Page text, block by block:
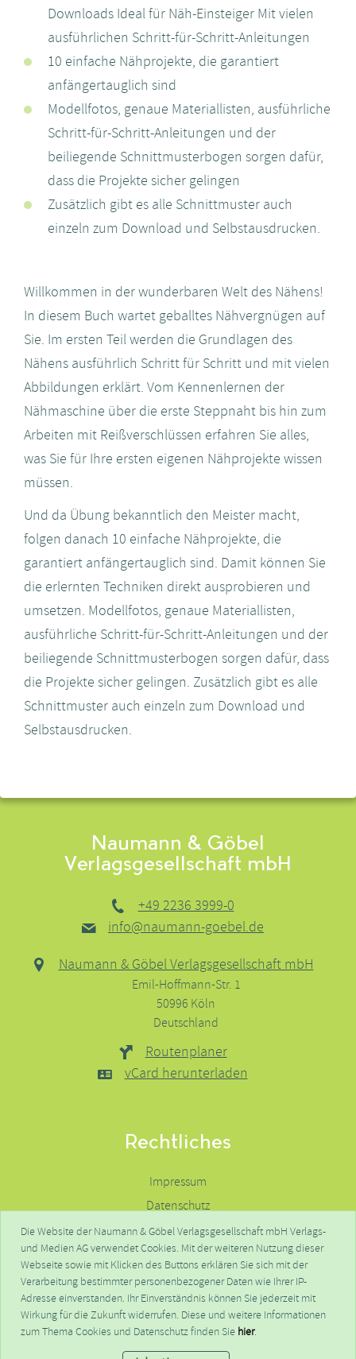
Downloads Ideal für Näh-Einsteiger Mit vielen
ausführlichen Schritt-für-Schritt-Anleitungen
10 einfache Nähprojekte, die garantiert
anfängertauglich sind
Modellfotos, genaue Materiallisten, ausführliche
Schritt-für-Schritt-Anleitungen und der
beiliegende Schnittmusterbogen sorgen dafür,
dass die Projekte sicher gelingen
Zusätzlich gibt es alle Schnittmuster auch
einzeln zum Download und Selbstausdrucken.
Willkommen in der wunderbaren Welt des Nähens!
In diesem Buch wartet geballtes Nähvergnügen auf
Sie. Im ersten Teil werden die Grundlagen des
Nähens ausführlich Schritt für Schritt und mit vielen
Abbildungen erklärt. Vom Kennenlernen der
Nähmaschine über die erste Steppnaht bis hin zum
Arbeiten mit Reißverschlüssen erfahren Sie alles,
was Sie für Ihre ersten eigenen Nähprojekte wissen
müssen.
Und da Übung bekanntlich den Meister macht,
folgen danach 10 einfache Nähprojekte, die
garantiert anfängertauglich sind. Damit können Sie
die erlernten Techniken direkt ausprobieren und
umsetzen. Modellfotos, genaue Materiallisten,
ausführliche Schritt-für-Schritt-Anleitungen und der
beiliegende Schnittmusterbogen sorgen dafür, dass
die Projekte sicher gelingen. Zusätzlich gibt es alle
Schnittmuster auch einzeln zum Download und
Selbstausdrucken.
Die Website der Naumann & Göbel Verlagsgesellschaft mbH Verlags-
und Medien AG verwendet Cookies. Mit der weiteren Nutzung dieser
Webseite sowie mit Klicken des Buttons erklären Sie sich mit der
Verarbeitung bestimmter personenbezogener Daten wie Ihrer IP-
Adresse einverstanden. Ihr Einverständnis können Sie jederzeit mit
Wirkung für die Zukunft widerrufen. Diese und weitere Informationen
zum Thema Cookies und Datenschutz finden Sie hier.
Naumann & Göbel
Verlagsgesellschaft mbH
+49 2236 3999-0
info@naumann-goebel.de
Naumann & Göbel Verlagsgesellschaft mbH
Emil-Hoffmann-Str. 1
50996 Köln
Deutschland
Routenplaner
vCard herunterladen
Rechtliches
Impressum
Datenschutz
Haftungsausschluss
Kontakte
FAQ
© NGV - Naumann & Göbel Verlagsgesellschaft mbH - 2026